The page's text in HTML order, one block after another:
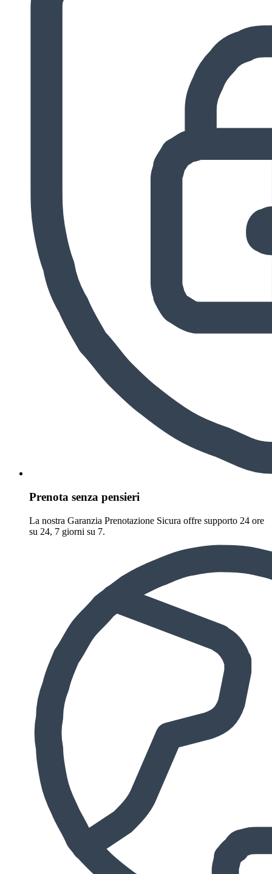
Prenota senza pensieri
La nostra Garanzia Prenotazione Sicura offre supporto 24 ore
su 24, 7 giorni su 7.